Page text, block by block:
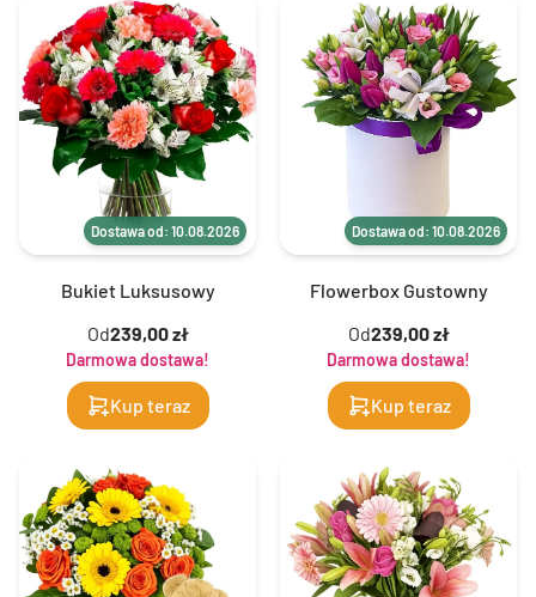
Dostawa od: 10.08.2026
Bukiet Luksusowy
Od239,00 zł
Darmowa dostawa!
Kup teraz
Dostawa od: 10.08.2026
Flowerbox Gustowny
Od239,00 zł
Darmowa dostawa!
Kup teraz